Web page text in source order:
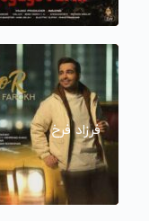
فرزاد فرخ